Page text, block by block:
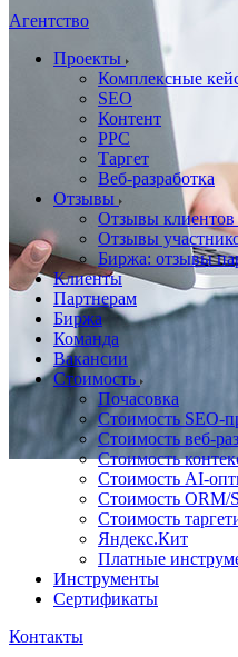
Агентство
Проекты
Комплексные
SEO
Контент
PPC
Таргет
Веб-разработка
Отзывы
Отзывы
Отзывы
Биржа: отзывы
Клиенты
Партнерам
Биржа
Команда
Вакансии
Стоимость
Почасовка
Стоимость SEO-
Стоимость веб-
Стоимость
Стоимость AI-
Стоимость ORM/
Стоимость
Яндекс.Кит
Платные
Инструменты
Сертификаты
Контакты